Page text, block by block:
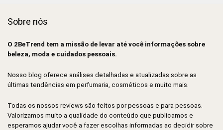
Sobre nós
O 2BeTrend tem a missão de levar até você informações sobre
beleza, moda e cuidados pessoais.
Nosso blog oferece análises detalhadas e atualizadas sobre as
últimas tendências em perfumaria, cosméticos e muito mais.
Todas os nossos reviews são feitos por pessoas e para pessoas.
Valorizamos muito a qualidade do conteúdo que publicamos e
esperamos ajudar você a fazer escolhas informadas ao decidir sobre